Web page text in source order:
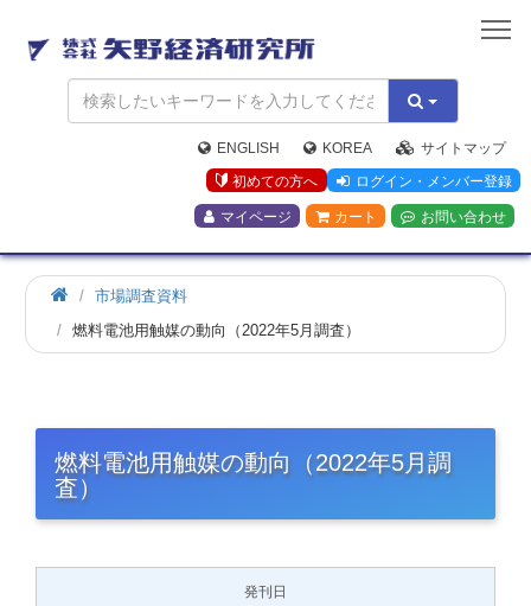
矢
野
経
済
研
究
所
ENGLISH KOREA
サイトマップ
初めての方へ
ログイン・メンバー登録
マイページ カート お問い合わせ
市場調査資料
燃料電池用触媒の動向（2022年5月調査）
燃料電池用触媒の動向（2022年5月調
査）
発刊日